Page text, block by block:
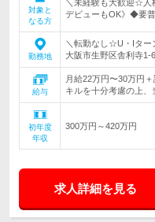
対象と
なる方
＼未経験も大歓迎☆人
デビューもOK》◆要
勤務地
＼転勤なし☆U・Iター
大阪市生野区舎利寺1-
給与
月給22万円〜30万円
キルを十分考慮の上、
初年度
年収
300万円～420万円
求人詳細を見る